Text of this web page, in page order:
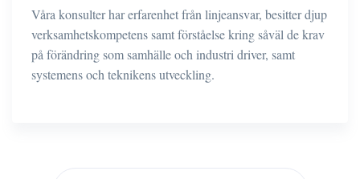
Våra konsulter har erfarenhet från linjeansvar, besitter djup
verksamhetskompetens samt förståelse kring såväl de krav
på förändring som samhälle och industri driver, samt
systemens och teknikens utveckling.